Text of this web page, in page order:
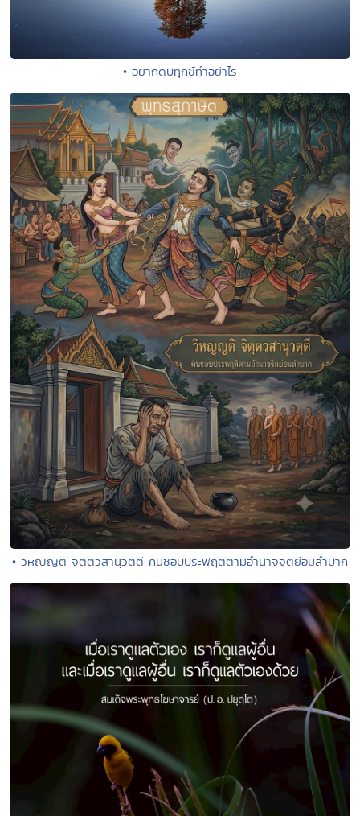
• อยากดับทุกข์ทำอย่าไร
• วิหญฺญติ จิตฺตวสานุวตฺตี คนชอบประพฤติตามอำนาจจิตย่อมลำบาก